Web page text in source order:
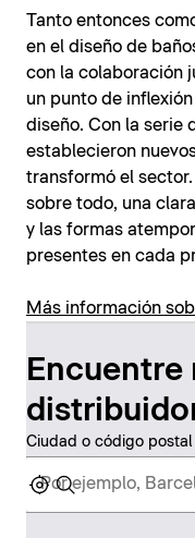
Tanto entonces
en el diseño de
con la colaboración
un punto de
diseño. Con la serie
establecieron
transformó el
sobre todo, una
y las formas
presentes en cada
Más información
Encuentre
Ciudad o código postal